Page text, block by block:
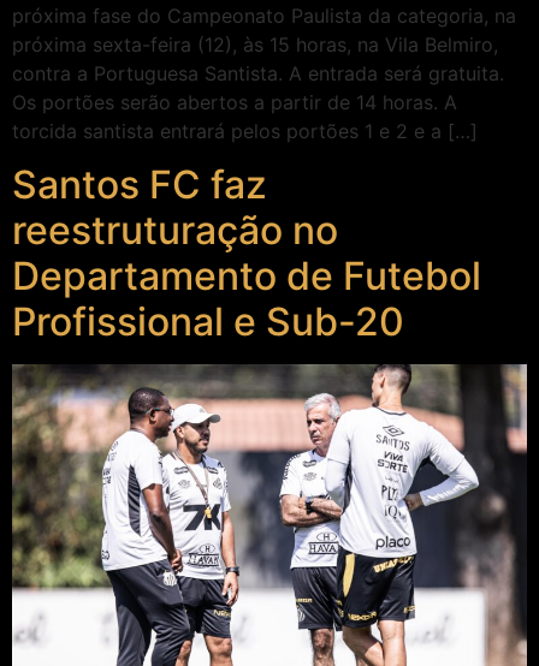
próxima fase do Campeonato Paulista da categoria, na
próxima sexta-feira (12), às 15 horas, na Vila Belmiro,
contra a Portuguesa Santista. A entrada será gratuita.
Os portões serão abertos a partir de 14 horas. A
torcida santista entrará pelos portões 1 e 2 e a […]
Santos FC faz
reestruturação no
Departamento de Futebol
Profissional e Sub-20